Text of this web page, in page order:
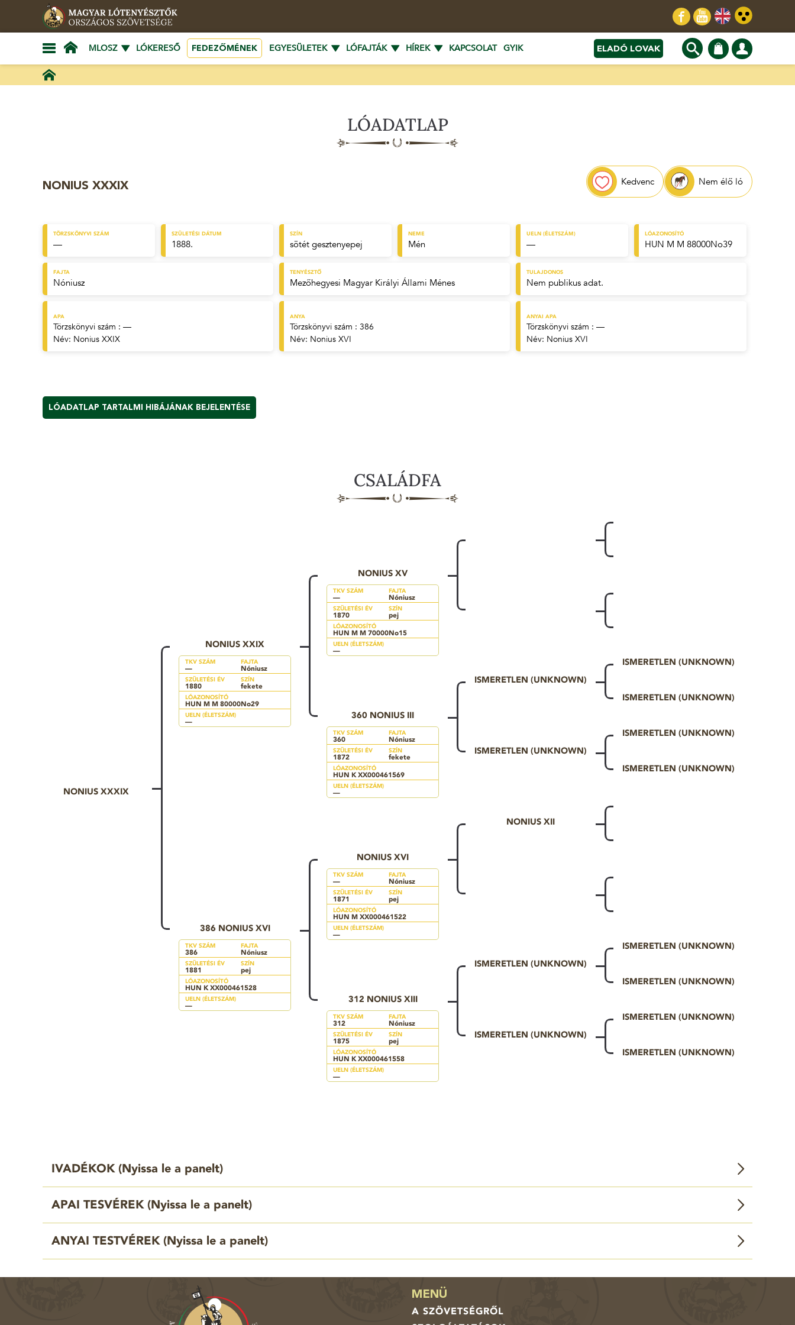
MLOSZ LÓKERESŐ FEDEZŐMÉNEK EGYESÜLETEK LÓFAJTÁK HÍREK KAPCSOLAT GYIK ELADÓ LOVAK
LÓADATLAP
NONIUS XXXIX Kedvenc Nem élő ló
TÖRZSKÖNYVI SZÁM
—
SZÜLETÉSI DÁTUM
1888.
SZÍN
sötét gesztenyepej
NEME
Mén
UELN (ÉLETSZÁM)
—
LÓAZONOSÍTÓ
HUN M M 88000No39
FAJTA
Nóniusz
TENYÉSZTŐ
Mezőhegyesi Magyar Királyi Állami Ménes
TULAJDONOS
Nem publikus adat.
APA
Törzskönyvi szám : —
Név: Nonius XXIX
ANYA
Törzskönyvi szám : 386
Név: Nonius XVI
ANYAI APA
Törzskönyvi szám : —
Név: Nonius XVI
LÓADATLAP TARTALMI HIBÁJÁNAK BEJELENTÉSE
CSALÁDFA
NONIUS XXXIX
NONIUS XXIX
TKV SZÁM
—
FAJTA
Nóniusz
SZÜLETÉSI ÉV
1880
SZÍN
fekete
LÓAZONOSÍTÓ
HUN M M 80000No29
UELN (ÉLETSZÁM)
—
NONIUS XV
TKV SZÁM
—
FAJTA
Nóniusz
SZÜLETÉSI ÉV
1870
SZÍN
pej
LÓAZONOSÍTÓ
HUN M M 70000No15
UELN (ÉLETSZÁM)
—
360 NONIUS III
TKV SZÁM
360
FAJTA
Nóniusz
SZÜLETÉSI ÉV
1872
SZÍN
fekete
LÓAZONOSÍTÓ
HUN K XX000461569
UELN (ÉLETSZÁM)
—
ISMERETLEN (UNKNOWN)
ISMERETLEN (UNKNOWN)
ISMERETLEN (UNKNOWN)
ISMERETLEN (UNKNOWN)
ISMERETLEN (UNKNOWN)
ISMERETLEN (UNKNOWN)
386 NONIUS XVI
TKV SZÁM
386
FAJTA
Nóniusz
SZÜLETÉSI ÉV
1881
SZÍN
pej
LÓAZONOSÍTÓ
HUN K XX000461528
UELN (ÉLETSZÁM)
—
NONIUS XVI
TKV SZÁM
—
FAJTA
Nóniusz
SZÜLETÉSI ÉV
1871
SZÍN
pej
LÓAZONOSÍTÓ
HUN M XX000461522
UELN (ÉLETSZÁM)
—
NONIUS XII
312 NONIUS XIII
TKV SZÁM
312
FAJTA
Nóniusz
SZÜLETÉSI ÉV
1875
SZÍN
pej
LÓAZONOSÍTÓ
HUN K XX000461558
UELN (ÉLETSZÁM)
—
ISMERETLEN (UNKNOWN)
ISMERETLEN (UNKNOWN)
ISMERETLEN (UNKNOWN)
ISMERETLEN (UNKNOWN)
ISMERETLEN (UNKNOWN)
ISMERETLEN (UNKNOWN)
IVADÉKOK ( Nyissa le a panelt)
APAI TESVÉREK ( Nyissa le a panelt)
ANYAI TESTVÉREK ( Nyissa le a panelt)
MENÜ
A SZÖVETSÉGRŐL